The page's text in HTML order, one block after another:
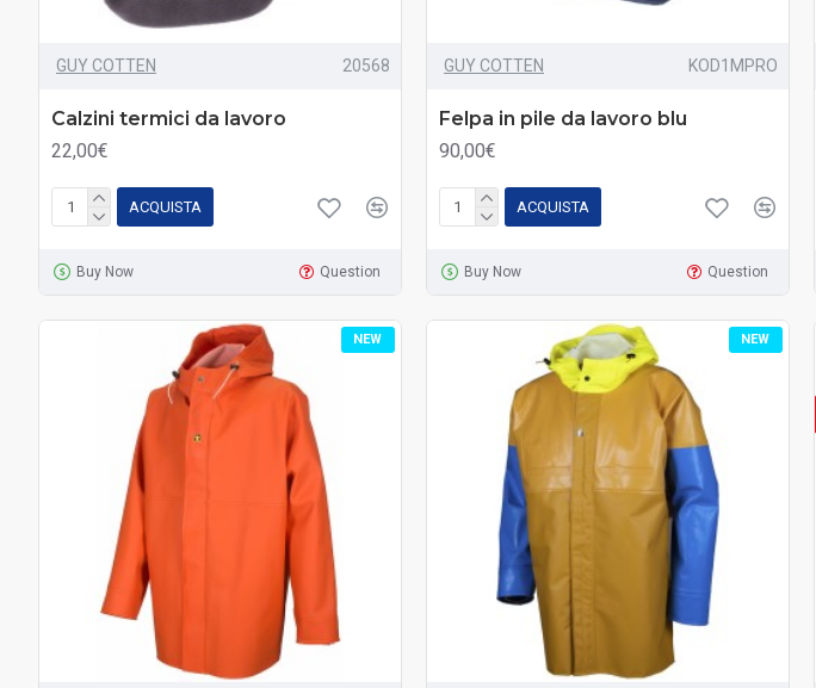
GUY COTTEN 20568
Calzini termici da lavoro
22,00€
ACQUISTA
Buy Now Question
GUY COTTEN KOD1MPRO
Felpa in pile da lavoro blu
90,00€
ACQUISTA
Buy Now Question
NEW NEW